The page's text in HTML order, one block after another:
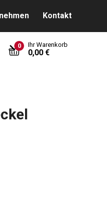
Kontakt
0 Ihr Warenkorb
0,00 €